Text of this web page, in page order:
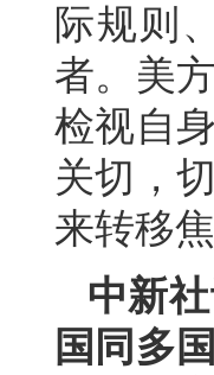
际规则
者。美
检视自
关切，
来转移
中新
国同多